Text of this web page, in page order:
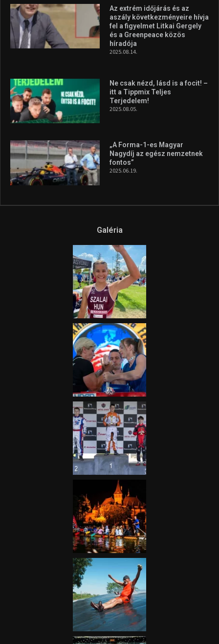
Az extrém időjárás és az
aszály következményeire hívja
fel a figyelmet Litkai Gergely
és a Greenpeace közös
híradója
2025.08.14.
Ne csak nézd, lásd is a focit! –
itt a Tippmix Teljes
Terjedelem!
2025.08.05.
„A Forma-1-es Magyar
Nagydíj az egész nemzetnek
fontos”
2025.06.19.
Galéria